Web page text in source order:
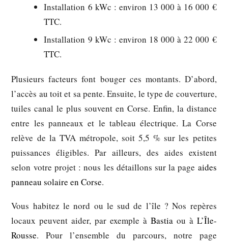
Installation 6 kWc : environ 13 000 à 16 000 €
TTC.
Installation 9 kWc : environ 18 000 à 22 000 €
TTC.
Plusieurs facteurs font bouger ces montants. D’abord,
l’accès au toit et sa pente. Ensuite, le type de couverture,
tuiles canal le plus souvent en Corse. Enfin, la distance
entre les panneaux et le tableau électrique. La Corse
relève de la TVA métropole, soit 5,5 % sur les petites
puissances éligibles. Par ailleurs, des aides existent
selon votre projet : nous les détaillons sur la page aides
panneau solaire en Corse.
Vous habitez le nord ou le sud de l’île ? Nos repères
locaux peuvent aider, par exemple à Bastiaou à L’Île-
Rousse. Pour l’ensemble du parcours, notre page